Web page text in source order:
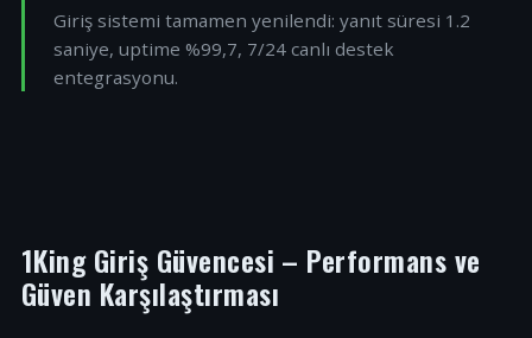
Giriş sistemi tamamen yenilendi: yanıt süresi 1.2
saniye, uptime %99,7, 7/24 canlı destek
entegrasyonu.
1King Giriş Güvencesi – Performans ve
Güven Karşılaştırması